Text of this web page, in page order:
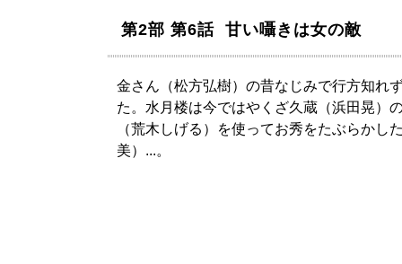
第2部 第6話 甘い囁きは女の敵
金さん（松方弘樹）の昔なじみで行方知れ
た。水月楼は今ではやくざ久蔵（浜田晃）
（荒木しげる）を使ってお秀をたぶらか
美）...。